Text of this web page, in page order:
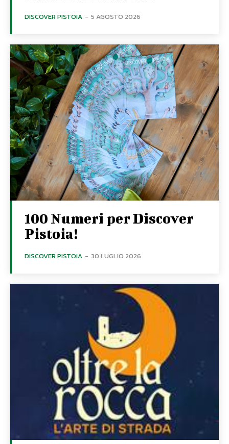
DISCOVER PISTOIA - 5 AGOSTO 2026
100 Numeri per Discover
Pistoia!
DISCOVER PISTOIA - 30 LUGLIO 2026